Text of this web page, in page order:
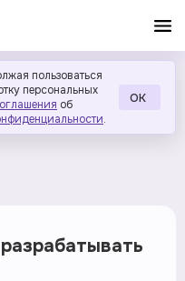
пользоваться
персональных
об
.
ОК